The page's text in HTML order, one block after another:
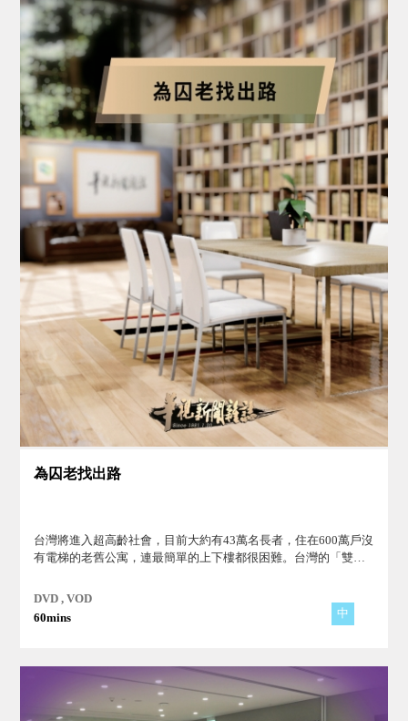
為囚老找出路
台灣將進入超高齡社會，目前大約有43萬名長者，住在600萬戶沒
有電梯的老舊公寓，連最簡單的上下樓都很困難。台灣的「雙老
DVD , VOD
60mins
中